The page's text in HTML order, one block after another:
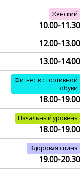
Женский
10.00-11.30
12.00-13.00
13.00-14.00
Фитнес в спортивной
обуви
18.00-19.00
Начальный уровень
18.00-19.00
Здоровая спина
19.00-20.30